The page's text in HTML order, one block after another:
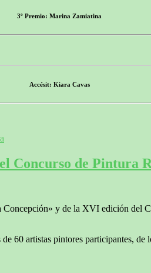
3º Premio: Marina Zamiatina
Accésit: Kiara Cavas
Concurso de Pintura
y de la XVI edición del
60 artistas pintores participantes,